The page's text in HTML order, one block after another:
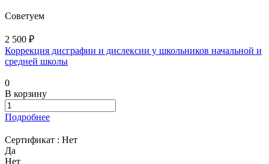
Советуем
2 500 ₽
Коррекция дисграфии и дислексии у школьников начальной и
средней школы
0
В корзину
Подробнее
Сертификат : Нет
Да
Нет